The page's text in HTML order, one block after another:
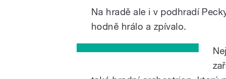
Na hradě ale i v podhradí
hodně hrálo a zpívalo.